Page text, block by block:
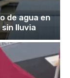
de agua en
lluvia